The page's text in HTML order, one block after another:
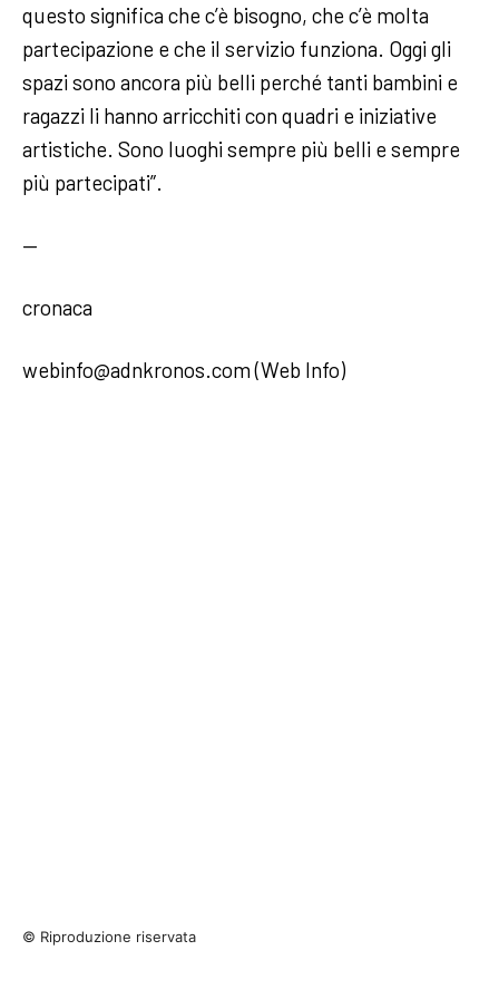
questo significa che c’è bisogno, che c’è molta
partecipazione e che il servizio funziona. Oggi gli
spazi sono ancora più belli perché tanti bambini e
ragazzi li hanno arricchiti con quadri e iniziative
artistiche. Sono luoghi sempre più belli e sempre
più partecipati”.
—
cronaca
webinfo@adnkronos.com (Web Info)
© Riproduzione riservata